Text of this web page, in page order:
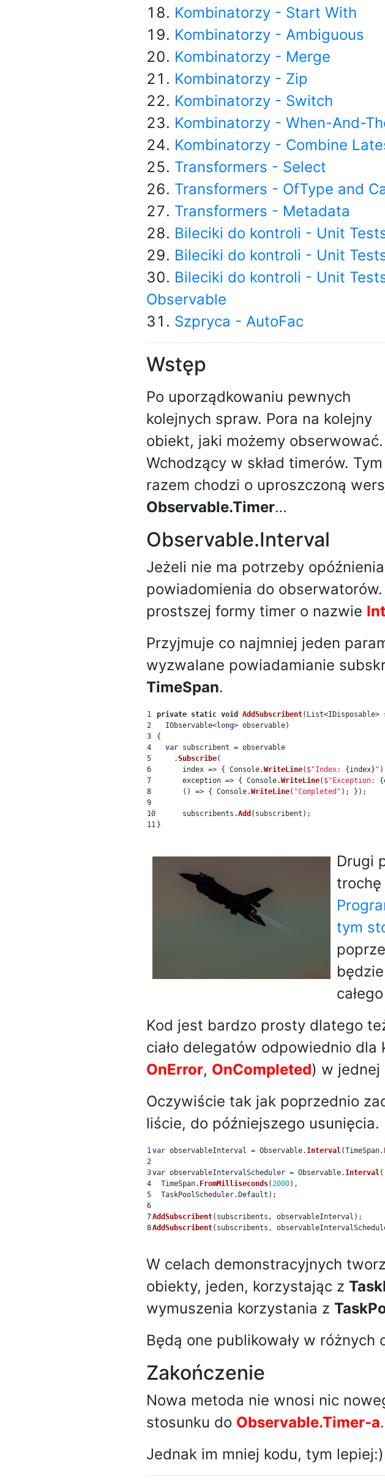
Kombinatorzy - Start With
Kombinatorzy - Ambiguous
Kombinatorzy - Merge
Kombinatorzy - Zip
Kombinatorzy - Switch
Kombinatorzy - When-And-
Kombinatorzy - Combine
Transformers - Select
Transformers - OfType and
Transformers - Metadata
Bileciki do kontroli - Unit
Bileciki do kontroli - Unit
Bileciki do kontroli - Unit
Observable
Szpryca - AutoFac
Wstęp
Po uporządkowaniu pewnych
kolejnych spraw. Pora na kolejny
obiekt, jaki możemy obserwować.
Wchodzący w skład timerów. Tym
razem chodzi o uproszczoną
Observable.Timer…
Observable.Interval
Jeżeli nie ma potrzeby
powiadomienia do
prostszej formy timer o nazwie
Przyjmuje co najmniej jeden
wyzwalane powiadamianie
TimeSpan.
1
2
3
4
5
6
7
8
9
10
private static void AddSubscribent( List<IDisposable>
IObservable<long> observable)
{
var subscribent = observable
.Subscribe(
index => { Console.WriteLine( $"Index: {index} "
exception => { Console.WriteLine( $"Exception: {
()
=> { Console.WriteLine( "Completed" ); });
subscribents .Add ( subscribent );
}
Drugi
trochę
tym
Kod jest bardzo prosty dlatego
ciało delegatów odpowiednio dla
OnError, OnCompleted) w jednej
Oczywiście tak jak poprzednio
liście, do późniejszego usunięcia.
1
2
3
4
5
6
7
var observableInterval = Observable. Interval (TimeSpan.
var observableIntervalScheduler = Observable. Interval (
TimeSpan. FromMilliseconds( 2000),
TaskPoolScheduler.Default );
AddSubscribent( subscribents , observableInterval );
AddSubscribent( subscribents ,
W celach demonstracyjnych
obiekty, jeden, korzystając z
wymuszenia korzystania z
Będą one publikowały w różnych
Zakończenie
Nowa metoda nie wnosi nic
stosunku do Observable.Timer-a.
Jednak im mniej kodu, tym